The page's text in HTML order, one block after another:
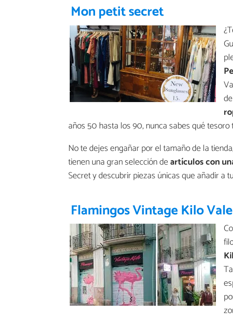
Mon petit secret
años 50 hasta los 90, nunca sabes qué
No te dejes engañar por el tamaño de la
tienen una gran selección deartículos con
Secret y descubrir piezas únicas que añadir a
Flamingos Vintage Kilo